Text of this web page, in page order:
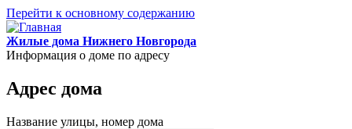
Перейти к основному содержанию
Жилые дома Нижнего Новгорода
Информация о доме по адресу
Адрес дома
Название улицы, номер дома